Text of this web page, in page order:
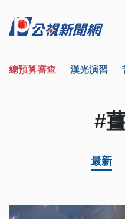
總預算審查 漢光演習
#
最新